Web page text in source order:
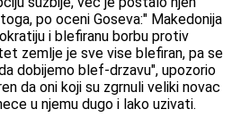
po oceni Goseva:" Makedonija
i blefiranu borbu protiv
zemlje je sve vise blefiran, pa se
dobijemo blef-drzavu", upozorio
da oni koji su zgrnuli veliki novac
u njemu dugo i lako uzivati.